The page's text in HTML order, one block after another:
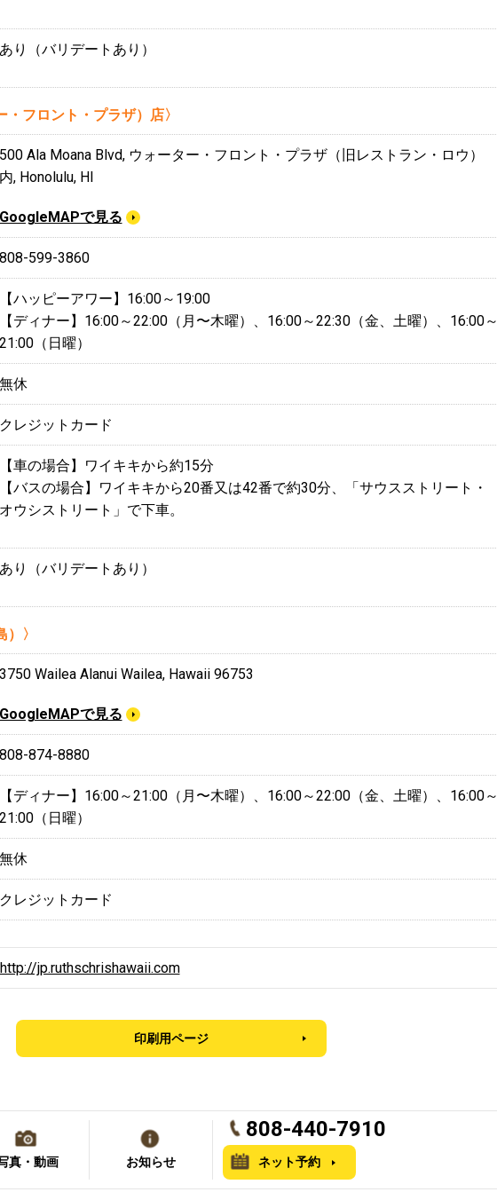
あり（バリデートあり）
・フロント・プラザ）店〉
500 Ala Moana Blvd, ウォーター・フロント・プラザ（旧レストラン・ロウ）
内, Honolulu, HI
GoogleMAPで見る
808-599-3860
【ハッピーアワー】16:00～19:00
【ディナー】16:00～22:00（月〜木曜）、16:00～22:30（金、土曜）、16:00～
21:00（日曜）
無休
クレジットカード
【車の場合】ワイキキから約15分
【バスの場合】ワイキキから20番又は42番で約30分、「サウスストリート・
オウシストリート」で下車。
あり（バリデートあり）
〉
3750 Wailea Alanui Wailea, Hawaii 96753
GoogleMAPで見る
808-874-8880
【ディナー】16:00～21:00（月〜木曜）、16:00～22:00（金、土曜）、16:00～
21:00（日曜）
無休
クレジットカード
http://jp.ruthschrishawaii.com
印刷用ページ
真・動画 お知らせ
808-440-7910
ネット予約